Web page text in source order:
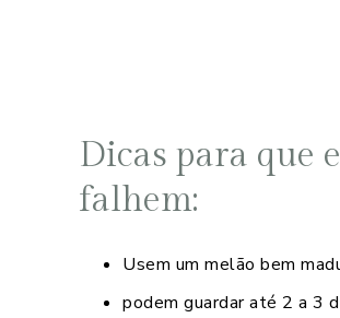
Dicas para que
falhem:
Usem um melão bem
podem guardar até 2 a 3